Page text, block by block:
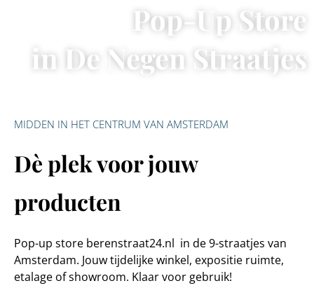
Pop-Up Store
in De Negen Straatjes
MIDDEN IN HET CENTRUM VAN AMSTERDAM
Dè plek voor jouw
producten
Pop-up store berenstraat24.nl in de 9-straatjes van
Amsterdam. Jouw tijdelijke winkel, expositie ruimte,
etalage of showroom. Klaar voor gebruik!